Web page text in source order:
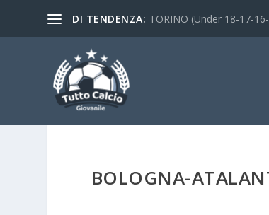
DI TENDENZA: TORINO (Under 18-17-
BOLOGNA-